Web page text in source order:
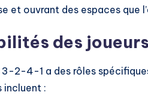
et ouvrant des espaces que
des
2-4-1 a des rôles
incluent :